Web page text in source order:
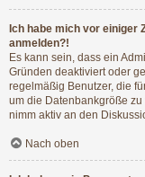
Ich habe mich vor einiger
anmelden?!
Es kann sein, dass ein
Gründen deaktiviert oder
regelmäßig Benutzer, die
um die Datenbankgröße
nimm aktiv an den
Nach oben